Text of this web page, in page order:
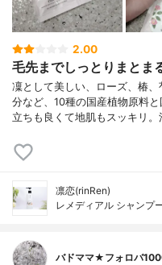
2.00
毛先までしっとりまとま
凜として美しい、ローズ、椿
分など、10種の国産植物原料
立ちも良くて地肌もスッキリ
凛恋(rinRen)
レメディアル シャンプ
バドママ★フォロバ